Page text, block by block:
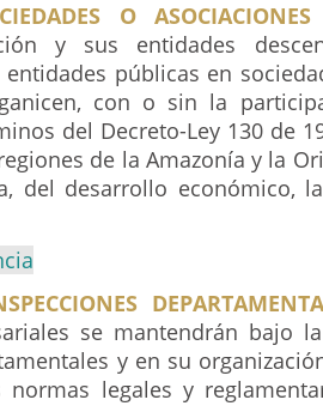
O
y sus entidades
públicas en
con o sin la
del Decreto-Ley 130 de
de la Amazonía y la
del desarrollo económico,
se mantendrán bajo
y en su
legales y